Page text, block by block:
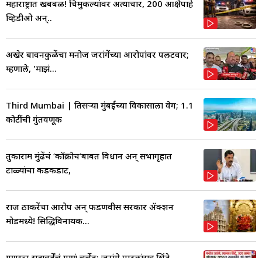
महाराष्ट्रात खबबळ! चिमुकल्यांवर अत्याचार, 200 आक्षेपार्ह
व्हिडीओ अन्..
अखेर बावनकुळेंचा मनोज जरांगेंच्या आरोपांवर पलटवार;
म्हणाले, 'माझं...
Third Mumbai | तिसऱ्या मुंबईच्या विकासाला वेग; 1.1
कोटींची गुंतवणूक
तुकाराम मुंढेंचं ‘कॉक्रोच’बाबत विधान अन् सभागृहात
टाळ्यांचा कडकडाट,
राज ठाकरेंचा आरोप अन् फडणवीस सरकार ॲक्शन
मोडमध्ये! सिद्धिविनायक...